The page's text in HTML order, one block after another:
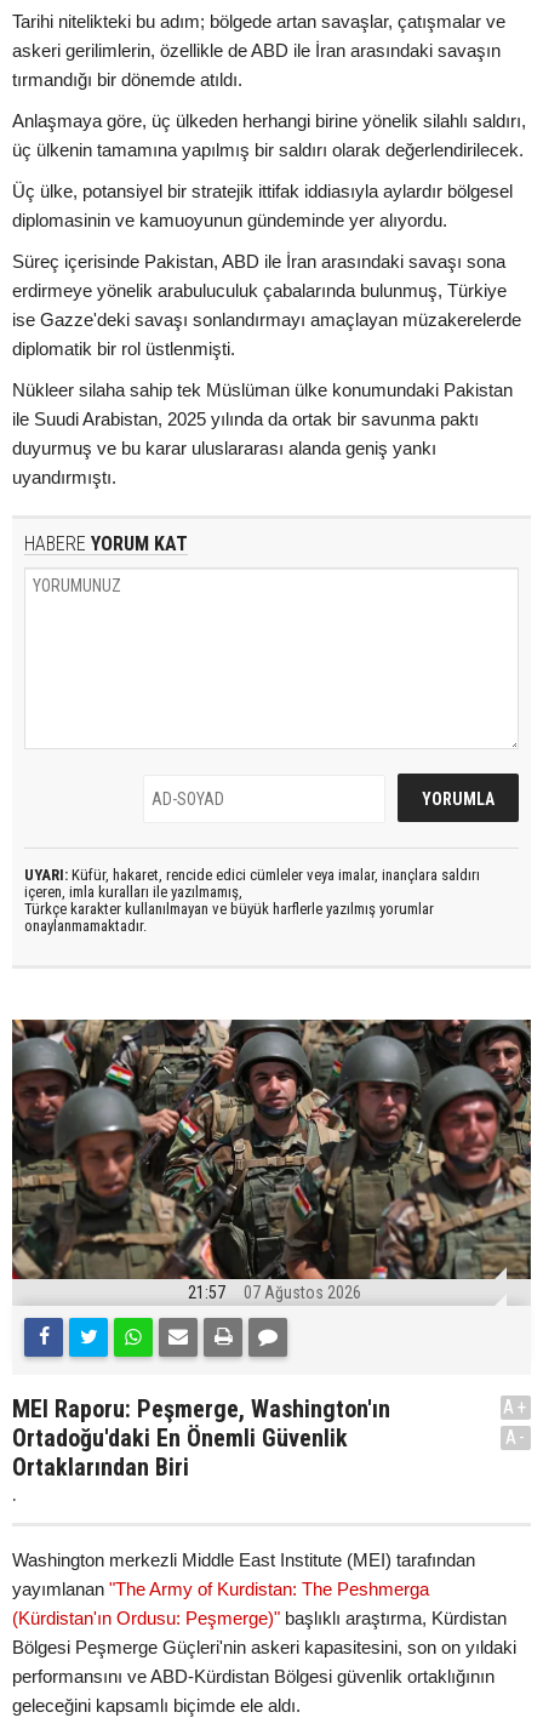
Tarihi nitelikteki bu adım; bölgede artan savaşlar, çatışmalar ve
askeri gerilimlerin, özellikle de ABD ile İran arasındaki savaşın
tırmandığı bir dönemde atıldı.
Anlaşmaya göre, üç ülkeden herhangi birine yönelik silahlı saldırı,
üç ülkenin tamamına yapılmış bir saldırı olarak değerlendirilecek.
Üç ülke, potansiyel bir stratejik ittifak iddiasıyla aylardır bölgesel
diplomasinin ve kamuoyunun gündeminde yer alıyordu.
Süreç içerisinde Pakistan, ABD ile İran arasındaki savaşı sona
erdirmeye yönelik arabuluculuk çabalarında bulunmuş, Türkiye
ise Gazze'deki savaşı sonlandırmayı amaçlayan müzakerelerde
diplomatik bir rol üstlenmişti.
Nükleer silaha sahip tek Müslüman ülke konumundaki Pakistan
ile Suudi Arabistan, 2025 yılında da ortak bir savunma paktı
duyurmuş ve bu karar uluslararası alanda geniş yankı
uyandırmıştı.
HABERE YORUM KAT
UYARI: Küfür, hakaret, rencide edici cümleler veya imalar, inançlara saldırı
içeren, imla kuralları ile yazılmamış,
Türkçe karakter kullanılmayan ve büyük harflerle yazılmış yorumlar
onaylanmamaktadır.
21:57 07 Ağustos 2026
MEI Raporu: Peşmerge, Washington'ın
Ortadoğu'daki En Önemli Güvenlik
Ortaklarından Biri
.
A+
A-
Washington merkezli Middle East Institute (MEI) tarafından
yayımlanan "The Army of Kurdistan: The Peshmerga
(Kürdistan'ın Ordusu: Peşmerge)" başlıklı araştırma, Kürdistan
Bölgesi Peşmerge Güçleri'nin askeri kapasitesini, son on yıldaki
performansını ve ABD-Kürdistan Bölgesi güvenlik ortaklığının
geleceğini kapsamlı biçimde ele aldı.